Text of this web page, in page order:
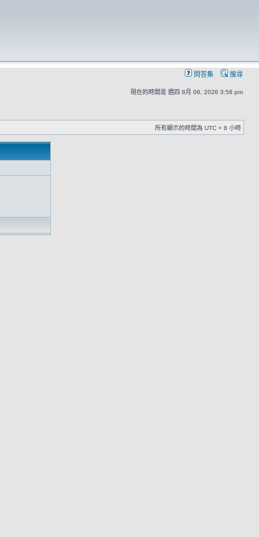
問答集 搜尋
現在的時間是 週四 8月 06, 2026 3:58 pm
所有顯示的時間為 UTC + 8 小時